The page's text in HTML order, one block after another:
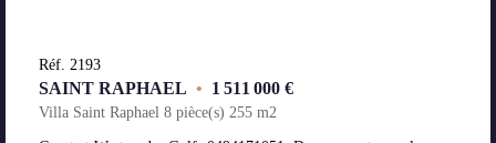
Réf. 2193
SAINT RAPHAEL • 1 511 000 €
Villa Saint Raphael 8 pièce(s) 255 m2